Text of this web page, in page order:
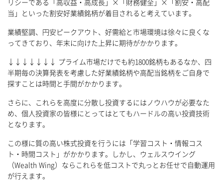
リシーである「高収益・高成長」×「財務健全」×「割安・高配
当」といった割安好業績銘柄が着目されると考えています。
業績堅調、円安ピークアウト、好需給と市場環境は徐々に良くな
ってきており、年末に向けた上昇に期待がかかります。
↓↓↓↓↓↓↓ プライム市場だけでも約1800銘柄もあるなか、四
半期毎の決算発表を考慮した好業績銘柄や高配当銘柄をご自身で
探すことは時間と手間がかかります。
さらに、これらを高度に分散し投資するにはノウハウが必要なた
め、個人投資家の皆様にとってはとてもハードルの高い投資技術
となります。
この様に質の高い株式投資を行うには「学習コスト・情報コス
ト・時間コスト」がかかります。しかし、ウェルスウイング
（Wealth Wing）ならこれらを低コストで丸っとお任せで自動運用
が行えます。